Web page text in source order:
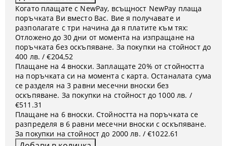
Когато плащате с NewPay, всъщност NewPay плаща
поръчката Ви вместо Вас. Вие я получавате и
разполагате с три начина да я платите към тях:
Отложено до 30 дни от момента на изпращане на
поръчката без оскъпяване. За покупки на стойност до
400 лв. / €204,52
Плащане на 4 вноски. Заплащате 20% от стойността
на поръчката си на момента с карта. Останалата сума
се разделя на 3 равни месечни вноски без
оскъпяване. За покупки на стойност до 1000 лв. /
€511.31
Плащане на 6 вноски. Стойността на поръчката се
разпределя в 6 равни месечни вноски с оскъпяване.
За покупки на стойност до 2000 лв. / €1022.61